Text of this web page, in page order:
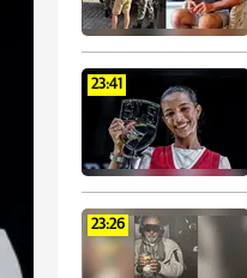
23:41
23:26